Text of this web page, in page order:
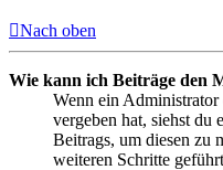
Nach oben
Wie kann ich Beiträge den
Wenn ein Administrator
vergeben hat, siehst du
Beitrags, um diesen zu
weiteren Schritte